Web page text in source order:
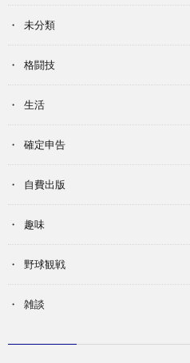
未分類
格闘技
生活
確定申告
自費出版
趣味
野球観戦
雑談